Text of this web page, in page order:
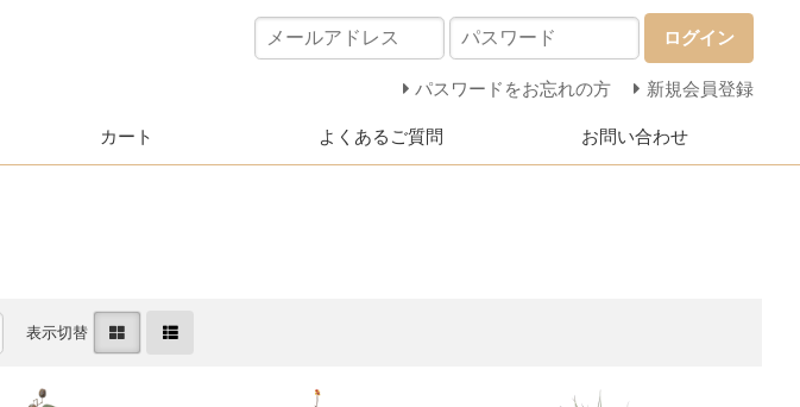
ログイン
パスワードをお忘れの方 新規会員登録
カート よくあるご質問 お問い合わせ
表示切替